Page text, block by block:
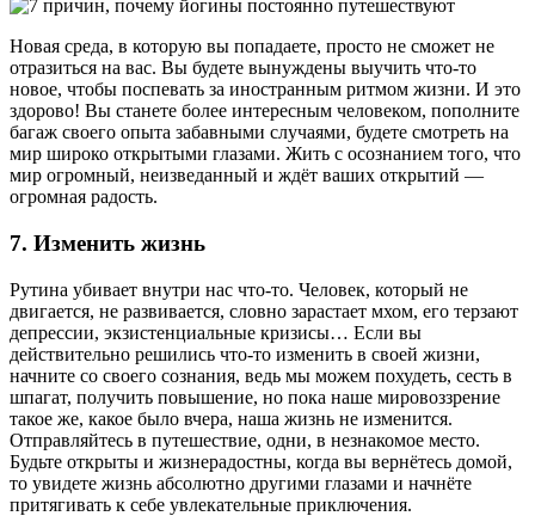
Новая среда, в которую вы попадаете, просто не сможет не
отразиться на вас. Вы будете вынуждены выучить что-то
новое, чтобы поспевать за иностранным ритмом жизни. И это
здорово! Вы станете более интересным человеком, пополните
багаж своего опыта забавными случаями, будете смотреть на
мир широко открытыми глазами. Жить с осознанием того, что
мир огромный, неизведанный и ждёт ваших открытий —
огромная радость.
7. Изменить жизнь
Рутина убивает внутри нас что-то. Человек, который не
двигается, не развивается, словно зарастает мхом, его терзают
депрессии, экзистенциальные кризисы… Если вы
действительно решились что-то изменить в своей жизни,
начните со своего сознания, ведь мы можем похудеть, сесть в
шпагат, получить повышение, но пока наше мировоззрение
такое же, какое было вчера, наша жизнь не изменится.
Отправляйтесь в путешествие, одни, в незнакомое место.
Будьте открыты и жизнерадостны, когда вы вернётесь домой,
то увидете жизнь абсолютно другими глазами и начнёте
притягивать к себе увлекательные приключения.